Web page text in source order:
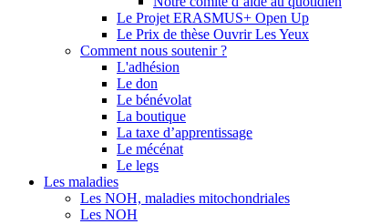
Le Projet ERASMUS+ Open Up
Le Prix de thèse Ouvrir Les Yeux
Comment nous soutenir ?
L'adhésion
Le don
Le bénévolat
La boutique
La taxe d’apprentissage
Le mécénat
Le legs
Les maladies
Les NOH, maladies mitochondriales
Les NOH